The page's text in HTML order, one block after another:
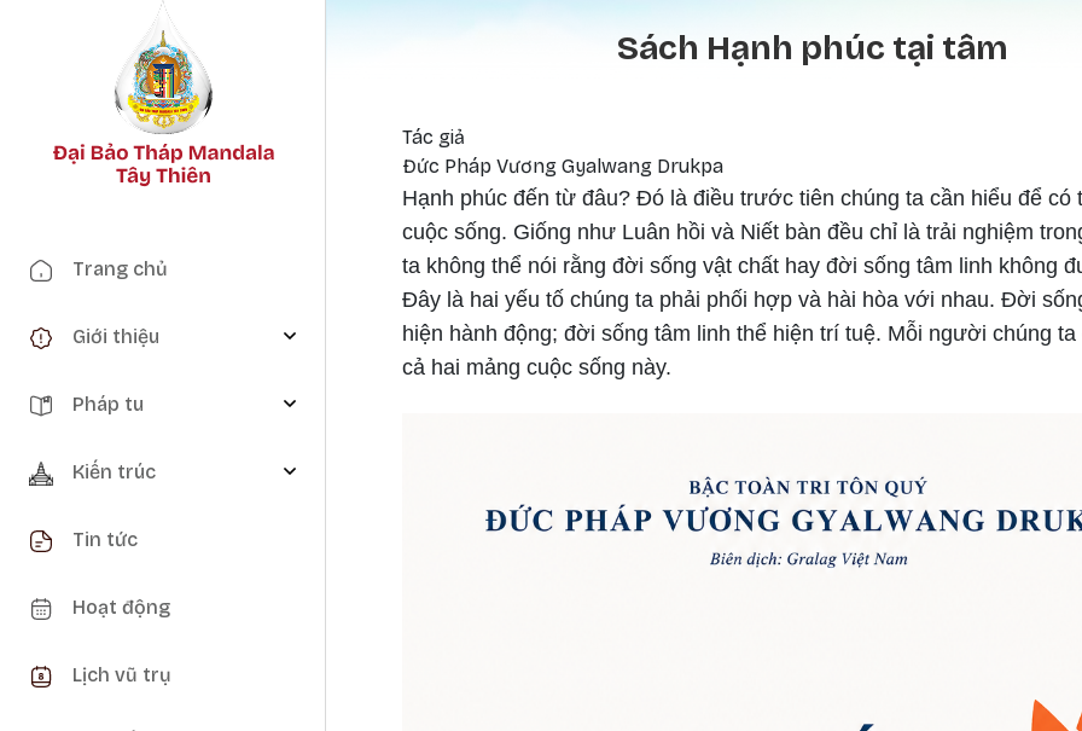
Main navigation
Trang chủ
Giới thiệu
Pháp tu
Kiến trúc
Tin tức
Hoạt động
Lịch vũ trụ
Sách Hạnh phúc tại tâm
Tác giả
Đức Pháp Vương Gyalwang Drukpa
Hạnh phúc đến từ đâu? Đó là điều trước tiên chúng ta cần hiểu để có
cuộc sống. Giống như Luân hồi và Niết bàn đều chỉ là trải nghiệm
ta không thể nói rằng đời sống vật chất hay đời sống tâm linh không
Đây là hai yếu tố chúng ta phải phối hợp và hài hòa với nhau. Đời
hiện hành động; đời sống tâm linh thể hiện trí tuệ. Mỗi người chúng ta
cả hai mảng cuộc sống này.